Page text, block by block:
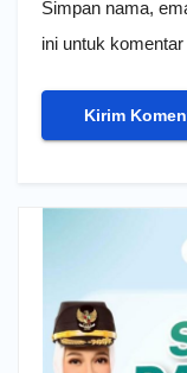
Simpan nama,
ini untuk